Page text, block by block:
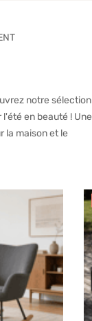
notre sélection
en beauté ! Une
la maison et le